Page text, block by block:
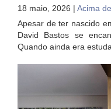
18 maio, 2026 | Acima
Apesar de ter nascido
David Bastos se
Quando ainda era